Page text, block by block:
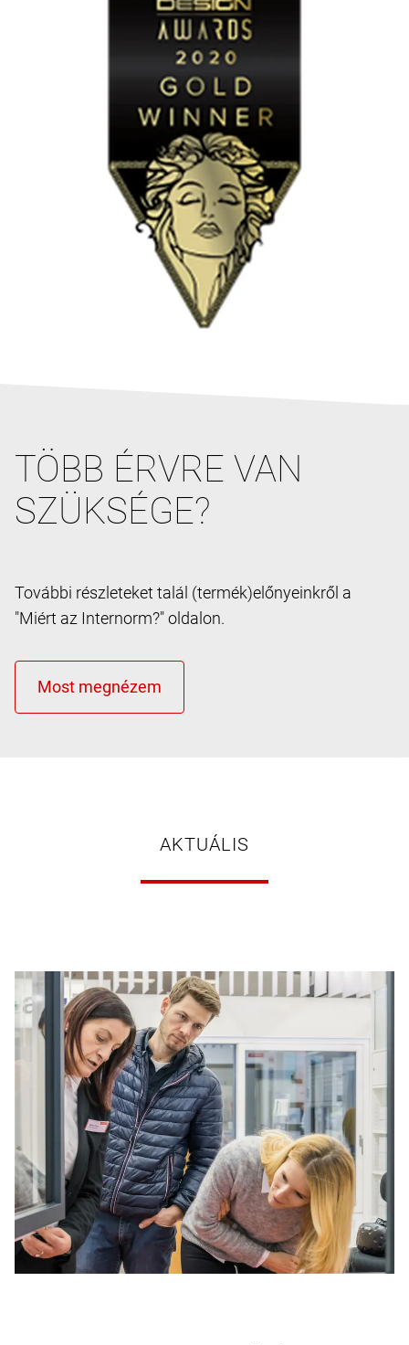
TÖBB ÉRVRE VAN
SZÜKSÉGE?
További részleteket talál (termék)előnyeinkről a
"Miért az Internorm?" oldalon.
AKTUÁLIS